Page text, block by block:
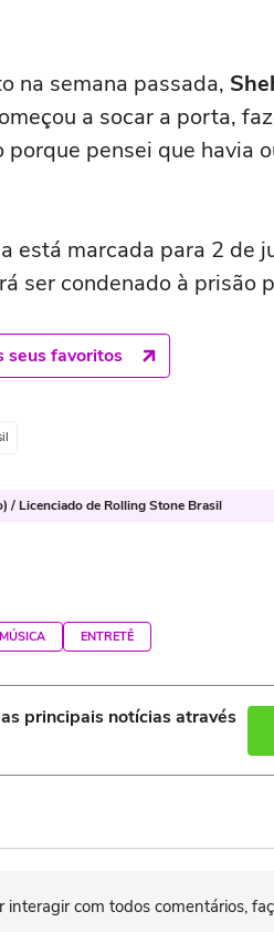
na semana passada,
a socar a porta,
porque pensei que havia
está marcada para 2 de
ser condenado à prisão
seus favoritos
/ Licenciado de Rolling Stone Brasil
MÚSICA ENTRETÊ
principais notícias através
interagir com todos comentários,